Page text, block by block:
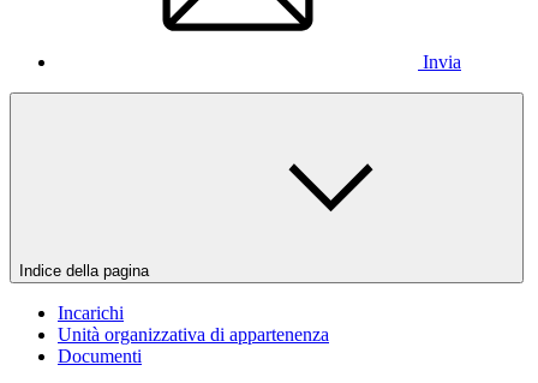
Invia
Indice della pagina
Incarichi
Unità organizzativa di appartenenza
Documenti